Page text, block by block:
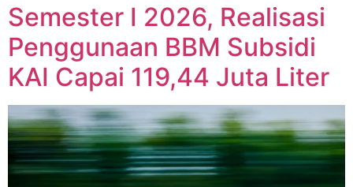
Semester I 2026, Realisasi
Penggunaan BBM Subsidi
KAI Capai 119,44 Juta Liter